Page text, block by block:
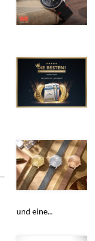
und eine...